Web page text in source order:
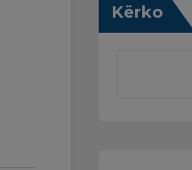
Kërko